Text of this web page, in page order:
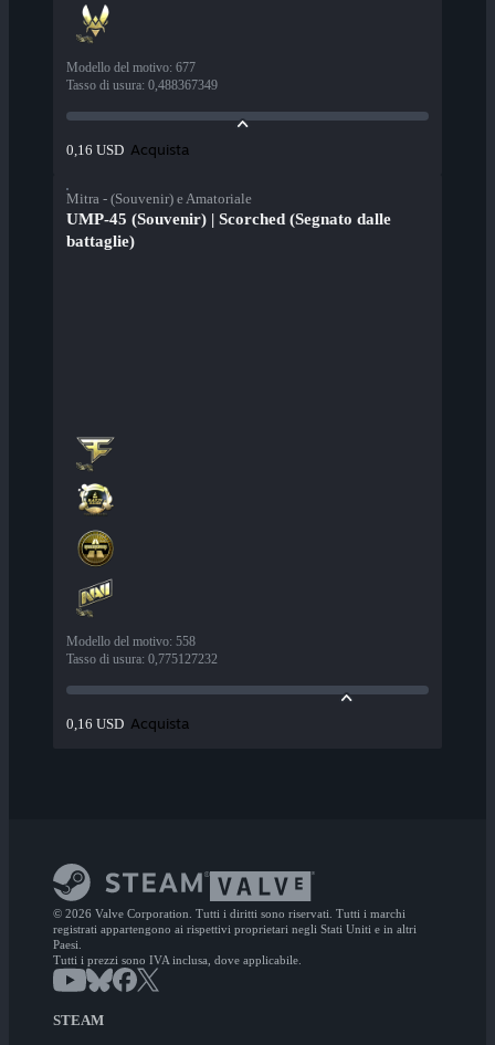
Modello del motivo: 677
Tasso di usura: 0,488367349
0,16 USD Acquista
Mitra - (Souvenir) e Amatoriale
UMP-45 (Souvenir) | Scorched (Segnato dalle
battaglie)
Modello del motivo: 558
Tasso di usura: 0,775127232
0,16 USD Acquista
© 2026 Valve Corporation. Tutti i diritti sono riservati. Tutti i marchi
registrati appartengono ai rispettivi proprietari negli Stati Uniti e in altri
Paesi.
Tutti i prezzi sono IVA inclusa, dove applicabile.
STEAM